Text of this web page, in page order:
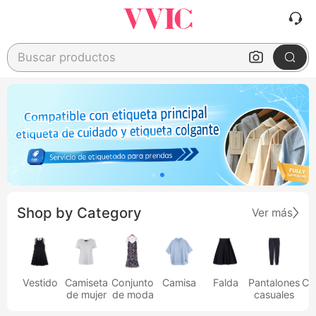
Buscar productos
Shop by Category Ver más
Vestido
Camiseta
de mujer
Conjunto
de moda
Camisa Falda
Pantalones
casuales